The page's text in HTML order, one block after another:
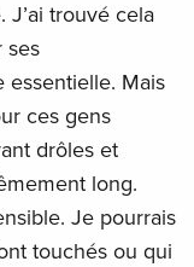
trouvé cela
ses
essentielle. Mais
ces gens
drôles et
long.
Je pourrais
touchés ou qui